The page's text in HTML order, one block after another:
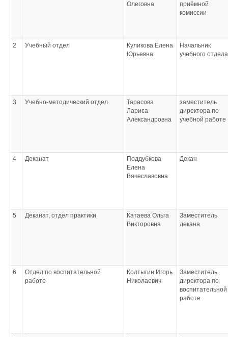
Олеговна
приёмной
комиссии
2 Учебный отдел
Куликова Елена
Юрьевна
Начальник
учебного отдела
3 Учебно-методический отдел
Тарасова
Лариса
Александровна
заместитель
директора по
учебной работе
4 Деканат
Поддубкова
Елена
Вячеславовна
Декан
5 Деканат, отдел практики
Катаева Ольга
Викторовна
Заместитель
декана
6
Отдел по воспитательной
работе
Колтыгин Игорь
Николаевич
Заместитель
директора по
воспитательной
работе